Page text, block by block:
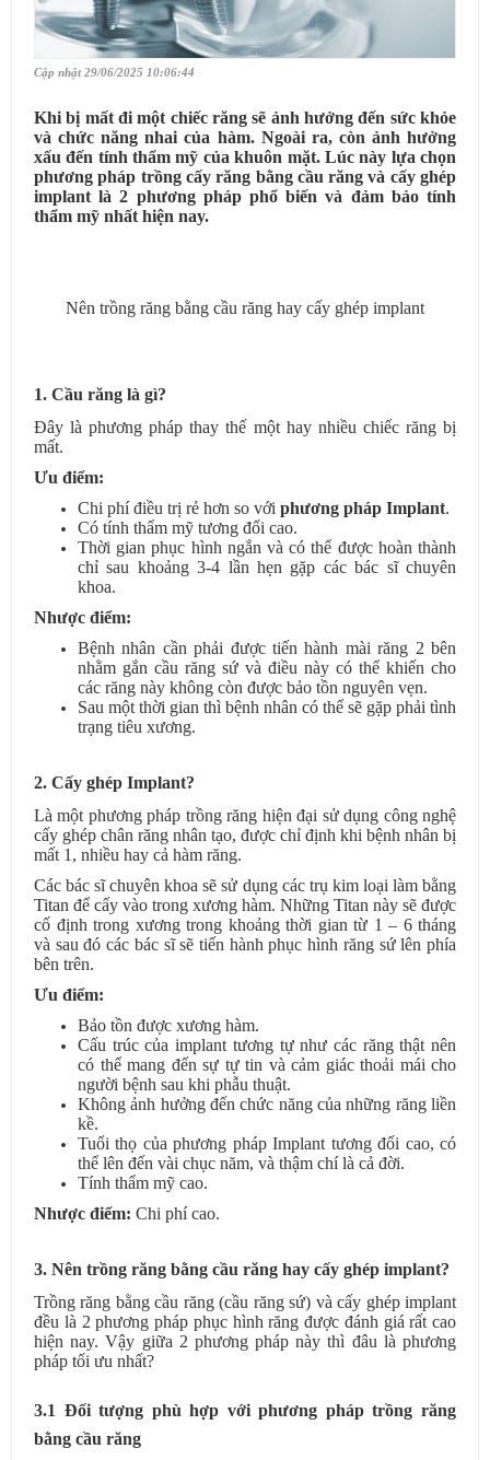
Cập nhật 29/06/2025 10:06:44
Khi bị mất đi một chiếc răng sẽ ảnh hưởng đến sức khỏe
và chức năng nhai của hàm. Ngoài ra, còn ảnh hưởng
xấu đến tính thẩm mỹ của khuôn mặt. Lúc này lựa chọn
phương pháp trồng cấy răng bằng cầu răng và cấy ghép
implant là 2 phương pháp phổ biến và đảm bảo tính
thẩm mỹ nhất hiện nay.
Nên trồng răng bằng cầu răng hay cấy ghép implant
1. Cầu răng là gì?
Đây là phương pháp thay thế một hay nhiều chiếc răng bị
mất.
Ưu điểm:
Chi phí điều trị rẻ hơn so với phương pháp Implant.
Có tính thẩm mỹ tương đối cao.
Thời gian phục hình ngắn và có thể được hoàn thành
chỉ sau khoảng 3-4 lần hẹn gặp các bác sĩ chuyên
khoa.
Nhược điểm:
Bệnh nhân cần phải được tiến hành mài răng 2 bên
nhằm gắn cầu răng sứ và điều này có thể khiến cho
các răng này không còn được bảo tồn nguyên vẹn.
Sau một thời gian thì bệnh nhân có thể sẽ gặp phải tình
trạng tiêu xương.
2. Cấy ghép Implant?
Là một phương pháp trồng răng hiện đại sử dụng công nghệ
cấy ghép chân răng nhân tạo, được chỉ định khi bệnh nhân bị
mất 1, nhiều hay cả hàm răng.
Các bác sĩ chuyên khoa sẽ sử dụng các trụ kim loại làm bằng
Titan để cấy vào trong xương hàm. Những Titan này sẽ được
cố định trong xương trong khoảng thời gian từ 1 – 6 tháng
và sau đó các bác sĩ sẽ tiến hành phục hình răng sứ lên phía
bên trên.
Ưu điểm:
Bảo tồn được xương hàm.
Cấu trúc của implant tương tự như các răng thật nên
có thể mang đến sự tự tin và cảm giác thoải mái cho
người bệnh sau khi phẫu thuật.
Không ảnh hưởng đến chức năng của những răng liền
kề.
Tuổi thọ của phương pháp Implant tương đối cao, có
thể lên đến vài chục năm, và thậm chí là cả đời.
Tính thẩm mỹ cao.
Nhược điểm: Chi phí cao.
3. Nên trồng răng bằng cầu răng hay cấy ghép implant?
Trồng răng bằng cầu răng (cầu răng sứ) và cấy ghép implant
đều là 2 phương pháp phục hình răng được đánh giá rất cao
hiện nay. Vậy giữa 2 phương pháp này thì đâu là phương
pháp tối ưu nhất?
3.1 Đối tượng phù hợp với phương pháp trồng răng
bằng cầu răng